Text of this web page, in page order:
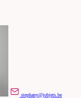
stephany@jobjets.be